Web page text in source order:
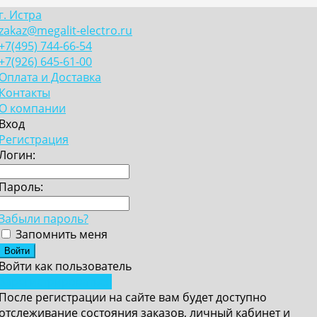
Истра
electro.ru
744-66-54
645-61-00
и Доставка
компании
пароль?
Запомнить меня
как пользователь
регистрации на сайте вам будет доступно
состояния заказов, личный кабинет и